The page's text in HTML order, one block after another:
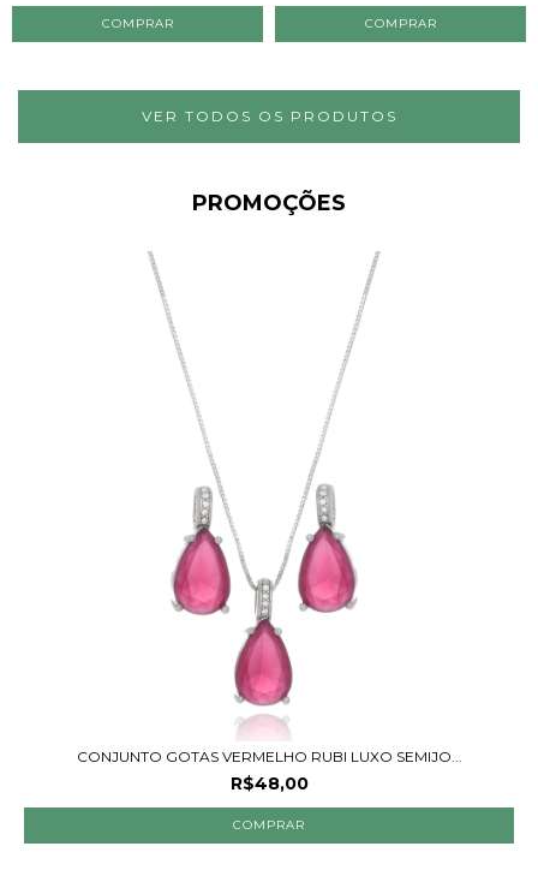
VER TODOS OS PRODUTOS
PROMOÇÕES
CONJUNTO GOTAS VERMELHO RUBI LUXO SEMIJO...
R$48,00